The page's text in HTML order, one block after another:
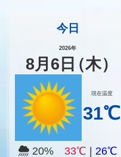
今日
2026年
8月 6 日（木）
現在温度
31℃
20% 33℃ 26℃